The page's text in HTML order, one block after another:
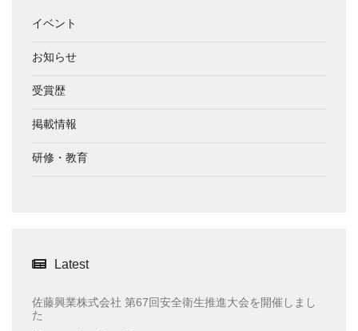
イベント
お知らせ
受賞歴
掲載情報
研修・教育
Latest
佐藤興業株式会社 第67回安全衛生推進大会を開催しまし
た